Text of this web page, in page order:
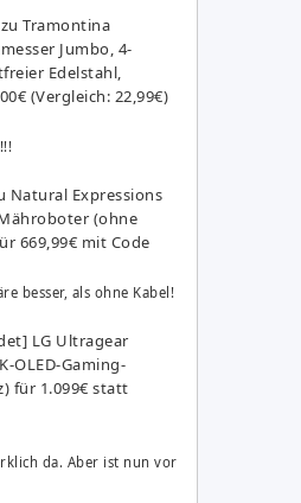
zuTramontina
Jumbo, 4-
Edelstahl,
(Vergleich: 22,99€)
Natural Expressions
(ohne
669,99€ mit Code
besser, als ohne Kabel!
LG Ultragear
OLED-Gaming-
für 1.099€ statt
da. Aber ist nun vor